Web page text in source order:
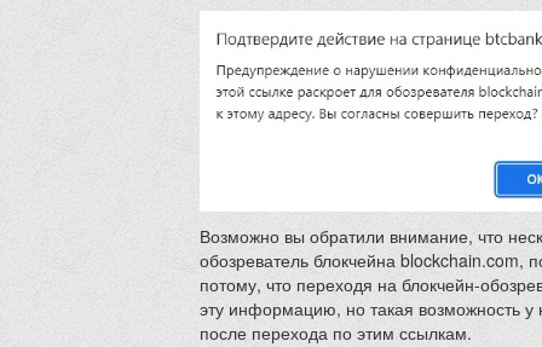
Возможно вы обратили внимание, что
обозреватель блокчейна
потому, что переходя на блокчейн-
эту информацию, но такая возможность у
после перехода по этим ссылкам.